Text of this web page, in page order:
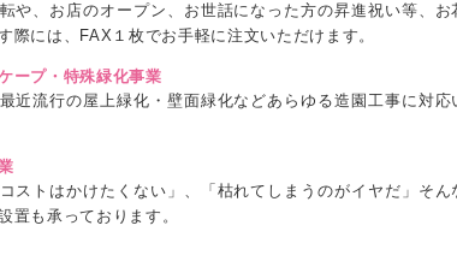
や、お店のオープン、お世話になった方の昇進祝い等、
際には、FAX１枚でお手軽に注文いただけます。
ープ・特殊緑化事業
近流行の屋上緑化・壁面緑化などあらゆる造園工事に対
コストはかけたくない」、「枯れてしまうのがイヤだ」そ
置も承っております。